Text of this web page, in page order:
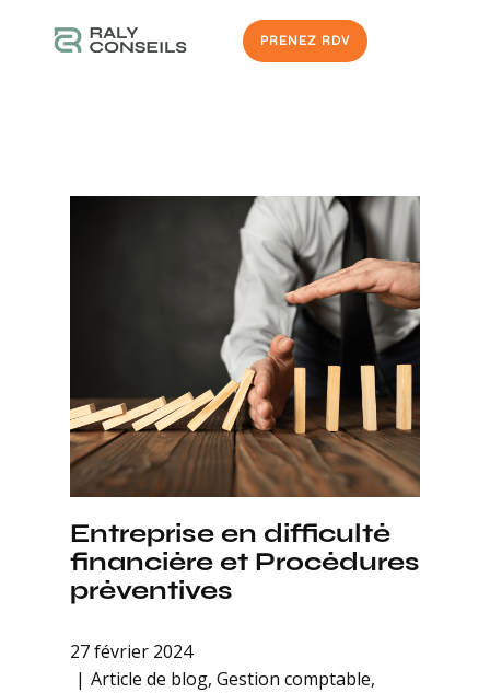
PRENEZ RDV
Entreprise en difficulté
financière et Procédures
préventives
27 février 2024
Article de blog, Gestion comptable,